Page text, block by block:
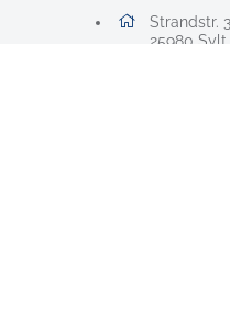
Adresse:
Strandstr.
25980 , 2 5
Sylt